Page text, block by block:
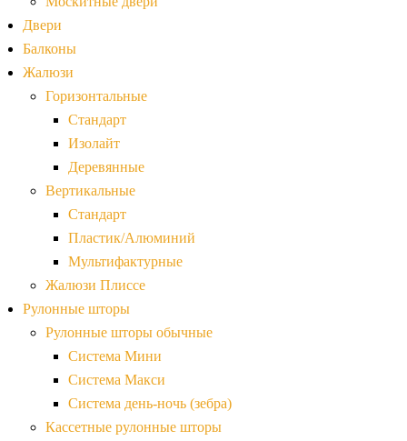
Двери
Балконы
Жалюзи
Горизонтальные
Стандарт
Изолайт
Деревянные
Вертикальные
Стандарт
Пластик/Алюминий
Мультифактурные
Жалюзи Плиссе
Рулонные шторы
Рулонные шторы обычные
Система Мини
Система Макси
Система день-ночь (зебра)
Кассетные рулонные шторы